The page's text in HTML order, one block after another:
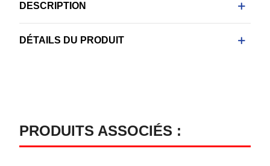
DESCRIPTION
DÉTAILS DU PRODUIT
PRODUITS ASSOCIÉS :